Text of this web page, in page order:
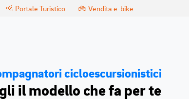
🚵 Portale Turistico 🚲 Vendita e-bike
cicloescursionistici
il modello che fa per te